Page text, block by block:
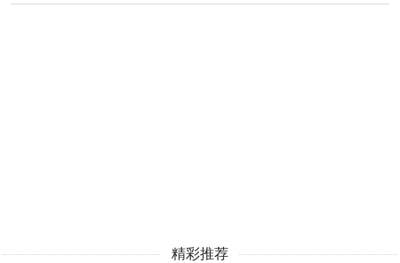
精彩推荐